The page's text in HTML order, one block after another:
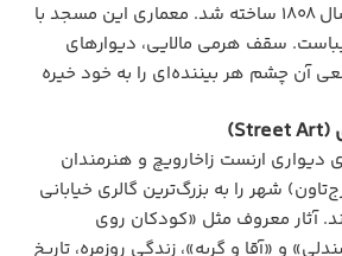
و هندی-مسلمان در سال ۱۸۰۸ ساخته شد. معماری این مسجد با
سقف هرمی مالایی، دیوارهای
آن چشم هر بیننده‌ای را به خود خیره
دیواری ارنست زاخارویچ و هنرمندان
شهر را به بزرگ‌ترین گالری خیابانی
آثار معروف مثل «کودکان روی
و «آقا و گربه»، زندگی روزمره، تاریخ